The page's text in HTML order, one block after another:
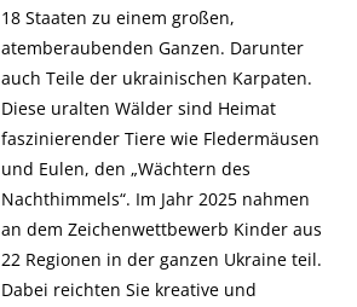
18 Staaten zu einem großen,
atemberaubenden Ganzen. Darunter
auch Teile der ukrainischen Karpaten.
Diese uralten Wälder sind Heimat
faszinierender Tiere wie Fledermäusen
und Eulen, den „Wächtern des
Nachthimmels“. Im Jahr 2025 nahmen
an dem Zeichenwettbewerb Kinder aus
22 Regionen in der ganzen Ukraine teil.
Dabei reichten Sie kreative und